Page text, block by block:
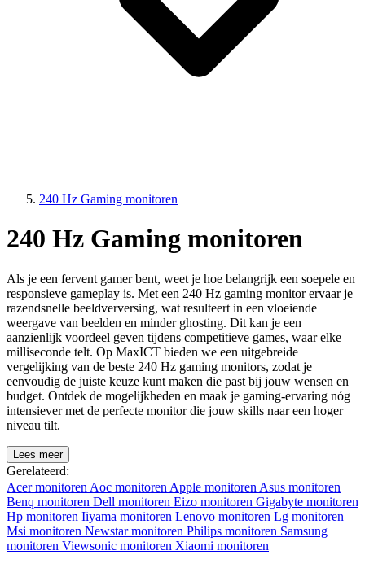
240 Hz Gaming monitoren
240 Hz Gaming monitoren
Als je een fervent gamer bent, weet je hoe belangrijk een soepele en
responsieve gameplay is. Met een 240 Hz gaming monitor ervaar je
razendsnelle beeldverversing, wat resulteert in een vloeiende
weergave van beelden en minder ghosting. Dit kan je een
aanzienlijk voordeel geven tijdens competitieve games, waar elke
milliseconde telt. Op MaxICT bieden we een uitgebreide
vergelijking van de beste 240 Hz gaming monitors, zodat je
eenvoudig de juiste keuze kunt maken die past bij jouw wensen en
budget. Ontdek de mogelijkheden en maak je gaming-ervaring nóg
intensiever met de perfecte monitor die jouw skills naar een hoger
niveau tilt.
Lees meer
Gerelateerd:
Acer monitoren Aoc monitoren Apple monitoren Asus monitoren
Benq monitoren Dell monitoren Eizo monitoren Gigabyte monitoren
Hp monitoren Iiyama monitoren Lenovo monitoren Lg monitoren
Msi monitoren Newstar monitoren Philips monitoren Samsung
monitoren Viewsonic monitoren Xiaomi monitoren